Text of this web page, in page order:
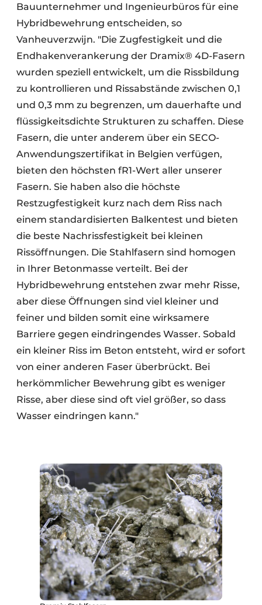
Bauunternehmer und Ingenieurbüros für eine
Hybridbewehrung entscheiden, so
Vanheuverzwijn. "Die Zugfestigkeit und die
Endhakenverankerung der Dramix® 4D-Fasern
wurden speziell entwickelt, um die Rissbildung
zu kontrollieren und Rissabstände zwischen 0,1
und 0,3 mm zu begrenzen, um dauerhafte und
flüssigkeitsdichte Strukturen zu schaffen. Diese
Fasern, die unter anderem über ein SECO-
Anwendungszertifikat in Belgien verfügen,
bieten den höchsten fR1-Wert aller unserer
Fasern. Sie haben also die höchste
Restzugfestigkeit kurz nach dem Riss nach
einem standardisierten Balkentest und bieten
die beste Nachrissfestigkeit bei kleinen
Rissöffnungen. Die Stahlfasern sind homogen
in Ihrer Betonmasse verteilt. Bei der
Hybridbewehrung entstehen zwar mehr Risse,
aber diese Öffnungen sind viel kleiner und
feiner und bilden somit eine wirksamere
Barriere gegen eindringendes Wasser. Sobald
ein kleiner Riss im Beton entsteht, wird er sofort
von einer anderen Faser überbrückt. Bei
herkömmlicher Bewehrung gibt es weniger
Risse, aber diese sind oft viel größer, so dass
Wasser eindringen kann."